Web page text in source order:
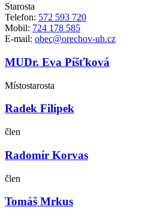
Starosta
Telefon: 572 593 720
Mobil: 724 178 585
E-mail: obec@orechov-uh.cz
MUDr. Eva Píšťková
Místostarosta
Radek Filípek
člen
Radomír Korvas
člen
Tomáš Mrkus